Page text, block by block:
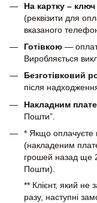
На картку –
(реквізити для
вказаного
Готівкою —
Виробляється
Безготівковий
після
Накладним
Пошти”.
* Якщо оплачуєте
(накладеним
грошей назад ще
Пошти).
** Клієнт, який не
разу, наступні